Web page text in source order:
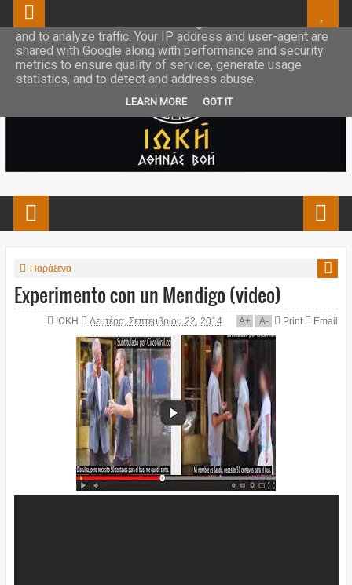
Παράξενα
Experimento con un Mendigo (video)
ΙΩΚΗ Δευτέρα, Σεπτεμβρίου 22, 2014 A+ A- Print Email
This site uses cookies from Google to deliver its services
and to analyze traffic. Your IP address and user-agent are
shared with Google along with performance and security
metrics to ensure quality of service, generate usage
statistics, and to detect and address abuse.
LEARN MORE GOT IT